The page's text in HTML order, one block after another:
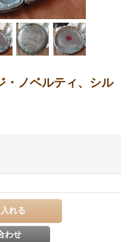
・ノベルティ、シル